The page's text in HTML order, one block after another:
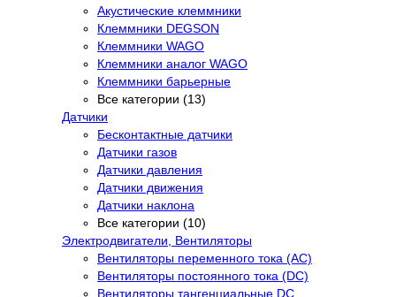
Акустические клеммники
Клеммники DEGSON
Клеммники WAGO
Клеммники аналог WAGO
Клеммники барьерные
Все категории (13)
Датчики
Бесконтактные датчики
Датчики газов
Датчики давления
Датчики движения
Датчики наклона
Все категории (10)
Электродвигатели, Вентиляторы
Вентиляторы переменного тока (AC)
Вентиляторы постоянного тока (DC)
Вентиляторы тангенциальные DC